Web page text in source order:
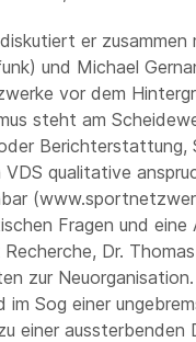
er
und Michael
vor dem
steht am
Berichterstattung,
qualitative
Fragen und
Dr.
zur
im Sog einer
einer aussterbenden